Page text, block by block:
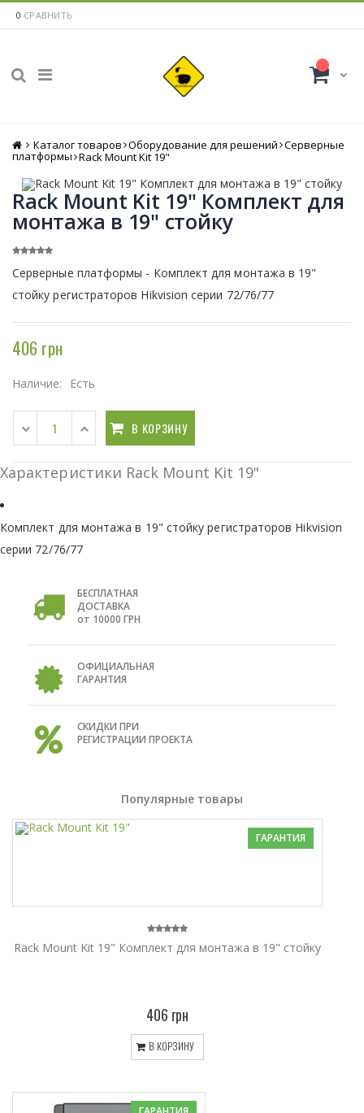
0 СРАВНИТЬ
Главная
Каталог товаров Оборудование для решений Серверные
платформы Rack Mount Kit 19"
Rack Mount Kit 19" Комплект для
монтажа в 19" стойку
Серверные платформы - Комплект для монтажа в 19"
стойку регистраторов Hikvision серии 72/76/77
406 грн
Наличие: Есть
В КОРЗИНУ
Характеристики Rack Mount Kit 19"
Комплект для монтажа в 19" стойку регистраторов Hikvision
серии 72/76/77
БЕСПЛАТНАЯ
ДОСТАВКА
от 10000 ГРН
ОФИЦИАЛЬНАЯ
ГАРАНТИЯ
СКИДКИ ПРИ
РЕГИСТРАЦИИ ПРОЕКТА
Популярные товары
ГАРАНТИЯ
Rack Mount Kit 19" Комплект для монтажа в 19" стойку
406 грн
В КОРЗИНУ